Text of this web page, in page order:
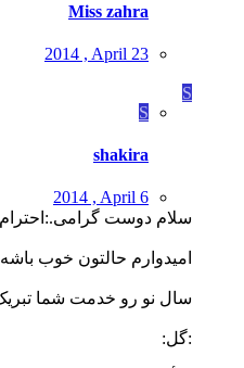
Miss zahra
2014 , April 23
S
S
shakira
2014 , April 6
سلام دوست
امیدوارم حالتون خوب
سال نو رو خدمت شما
:گل: